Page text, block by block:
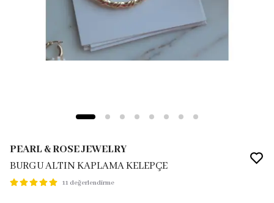
PEARL & ROSE JEWELRY
BURGU ALTIN KAPLAMA KELEPÇE
11 değerlendirme